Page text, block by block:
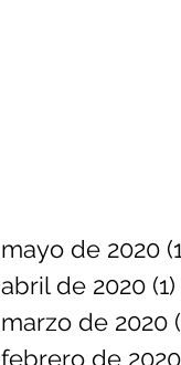
mayo de 2020
abril de 2020 (1)
marzo de 2020
febrero de 2020